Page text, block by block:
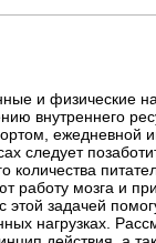
и физические
внутреннего
ежедневной
следует
количества
работу мозга и
этой задачей
нагрузках.